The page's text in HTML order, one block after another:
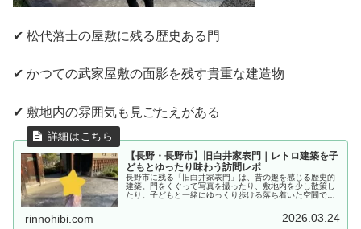
✔ 松代藩士の屋敷に残る歴史ある門
✔ かつての武家屋敷の面影を残す貴重な建造物
✔ 敷地内の雰囲気も見ごたえがある
【長野・長野市】旧白井家表門｜レトロ建築を子
どもとゆったり味わう訪問レポ
長野市に残る「旧白井家表門」は、昔の趣を感じる歴史的
建築。門をくぐって写真を撮ったり、敷地内を少し散策し
たり。子どもと一緒にゆっくり歩ける落ち着いた空間でし
rinnohibi.com 2026.03.24